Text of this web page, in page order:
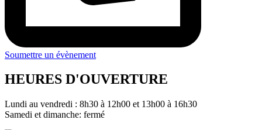
Soumettre un évènement
HEURES D'OUVERTURE
Lundi au vendredi : 8h30 à 12h00 et 13h00 à 16h30
Samedi et dimanche: fermé